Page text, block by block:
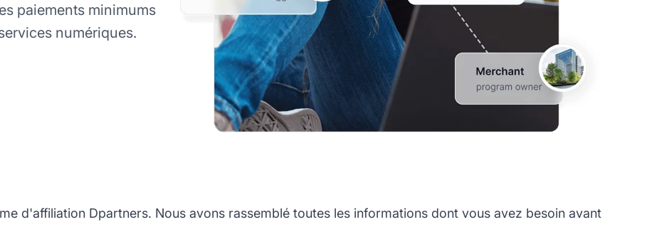
paiements minimums
numériques.
d'affiliation Dpartners. Nous avons rassemblé toutes les informations dont vous avez besoin avant